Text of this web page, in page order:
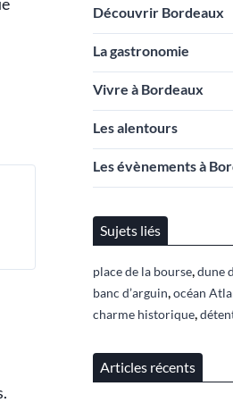
Découvrir Bordeaux
La gastronomie
Vivre à Bordeaux
Les alentours
Les évènements à
Sujets liés
place de la bourse,dune
banc d’arguin,océan
charme historique,
Articles récents